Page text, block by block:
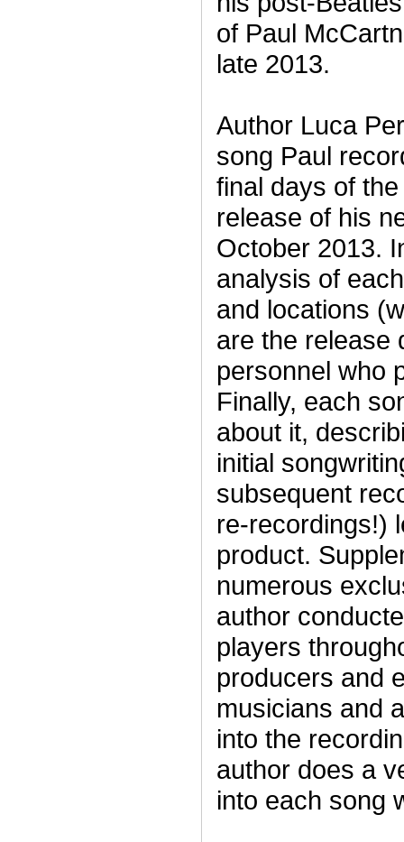
of Paul
late 2013.
Author Luca
song Paul
final days of
release of his
October 2013.
analysis of
and locations
are the release
personnel who
Finally, each
about it,
initial
subsequent
re-recordings!)
product.
numerous
author
players
producers and
musicians and
into the
author does a
into each song